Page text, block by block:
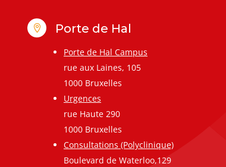
 Porte de Hal
Porte de Hal Campus
rue aux Laines, 105
1000 Bruxelles
Urgences
rue Haute 290
1000 Bruxelles
Consultations (Polyclinique)
Boulevard de Waterloo,129